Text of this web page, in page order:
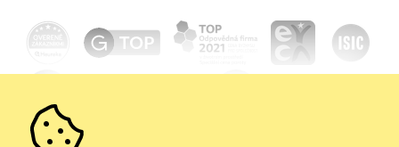
Vrátenie a reklamácia
Darčekové poukazy
We Care
Vuchlook
Odoberať